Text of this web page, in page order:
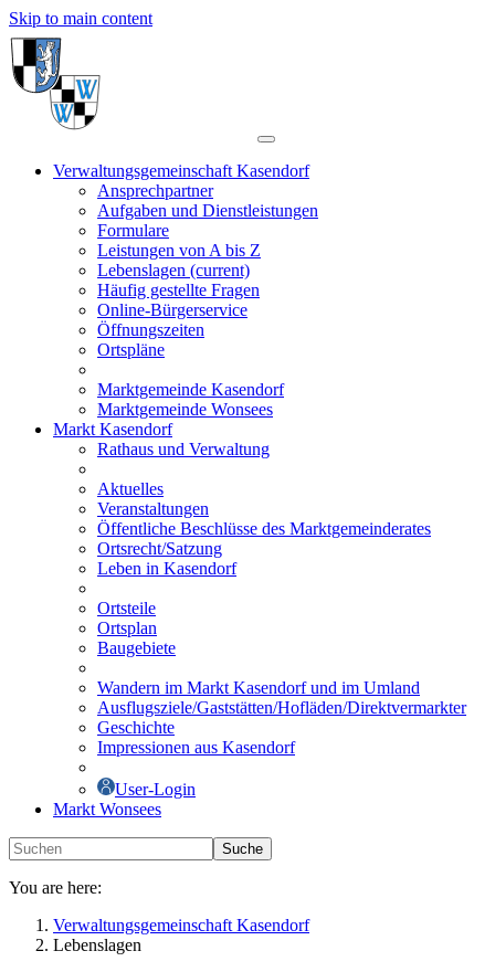
Skip to main content
Verwaltungsgemeinschaft Kasendorf
Ansprechpartner
Aufgaben und Dienstleistungen
Formulare
Leistungen von A bis Z
Lebenslagen (current)
Häufig gestellte Fragen
Online-Bürgerservice
Öffnungszeiten
Ortspläne
Marktgemeinde Kasendorf
Marktgemeinde Wonsees
Markt Kasendorf
Rathaus und Verwaltung
Aktuelles
Veranstaltungen
Öffentliche Beschlüsse des Marktgemeinderates
Ortsrecht/Satzung
Leben in Kasendorf
Ortsteile
Ortsplan
Baugebiete
Wandern im Markt Kasendorf und im Umland
Ausflugsziele/Gaststätten/Hofläden/Direktvermarkter
Geschichte
Impressionen aus Kasendorf
User-Login
Markt Wonsees
Suche
You are here:
Verwaltungsgemeinschaft Kasendorf
Lebenslagen